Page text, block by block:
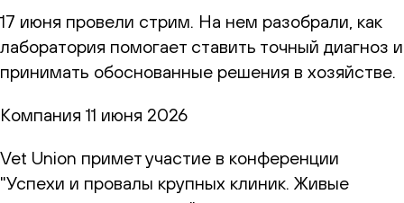
17 июня провели стрим. На нем разобрали, как
лаборатория помогает ставить точный диагноз и
принимать обоснованные решения в хозяйстве.
Компания 11 июня 2026
Vet Union примет участие в конференции
"Успехи и провалы крупных клиник. Живые